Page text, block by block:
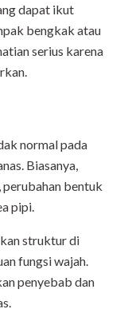
dapat ikut
bengkak atau
serius karena
normal pada
Biasanya,
bentuk
pipi.
struktur di
fungsi wajah.
penyebab dan